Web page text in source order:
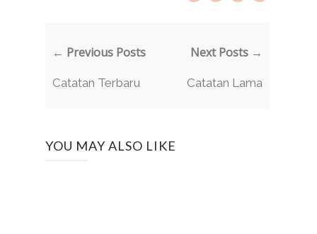
← Previous Posts
Catatan Terbaru
Next Posts →
Catatan Lama
YOU MAY ALSO LIKE